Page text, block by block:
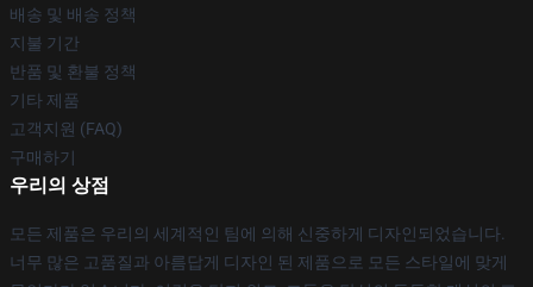
배송 및 배송 정책
지불 기간
반품 및 환불 정책
기타 제품
고객지원 (FAQ)
구매하기
우리의 상점
모든 제품은 우리의 세계적인 팀에 의해 신중하게 디자인되었습니다.
너무 많은 고품질과 아름답게 디자인 된 제품으로 모든 스타일에 맞게